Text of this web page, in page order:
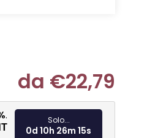
da €22,79
Misura
.
Solo...
0d 10h 26m 14s